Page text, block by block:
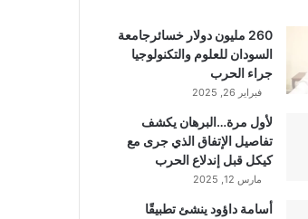
260 مليون دولار خسائرجامعة
السودان للعلوم والتكنولوجيا
جراء الحرب
فبراير 26, 2025
لأول مرة…البرهان يكشف
تفاصيل الإتفاق الذي جرى مع
كيكل قبل إندلاع الحرب
مارس 12, 2025
أسامة داؤود ينشئ تطبيقًا